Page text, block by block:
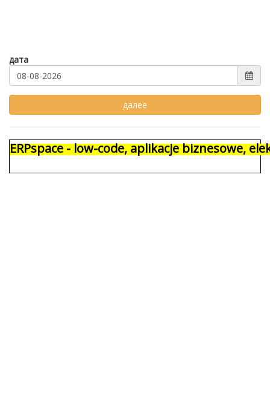
дата
ERPspace - low-code, aplikacje biznesowe,